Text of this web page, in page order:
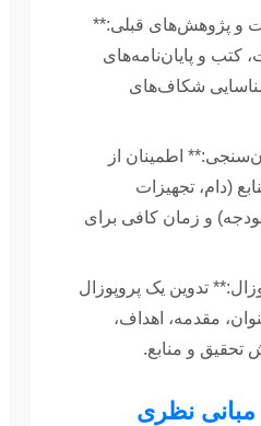
و پژوهش‌های قبلی:**
کتب و پایان‌نامه‌های
شکاف‌های
اطمینان از
(دام، تجهیزات
و زمان کافی برای
تدوین یک پروپوزال
مقدمه، اهداف،
تحقیق و منابع.